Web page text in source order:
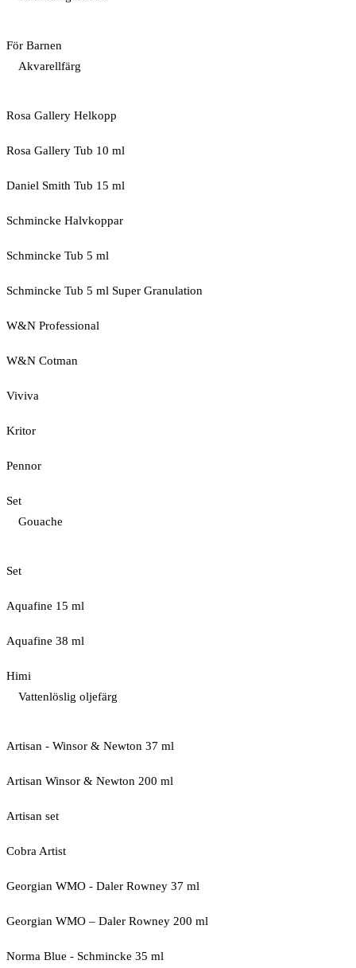
För Barnen
Akvarellfärg
Rosa Gallery Helkopp
Rosa Gallery Tub 10 ml
Daniel Smith Tub 15 ml
Schmincke Halvkoppar
Schmincke Tub 5 ml
Schmincke Tub 5 ml Super Granulation
W&N Professional
W&N Cotman
Viviva
Kritor
Pennor
Set
Gouache
Set
Aquafine 15 ml
Aquafine 38 ml
Himi
Vattenlöslig oljefärg
Artisan - Winsor & Newton 37 ml
Artisan Winsor & Newton 200 ml
Artisan set
Cobra Artist
Georgian WMO - Daler Rowney 37 ml
Georgian WMO – Daler Rowney 200 ml
Norma Blue - Schmincke 35 ml